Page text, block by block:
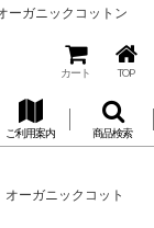
ーガニックコットン
カート TOP
ご利用案内 商品検索
ーガニックコット